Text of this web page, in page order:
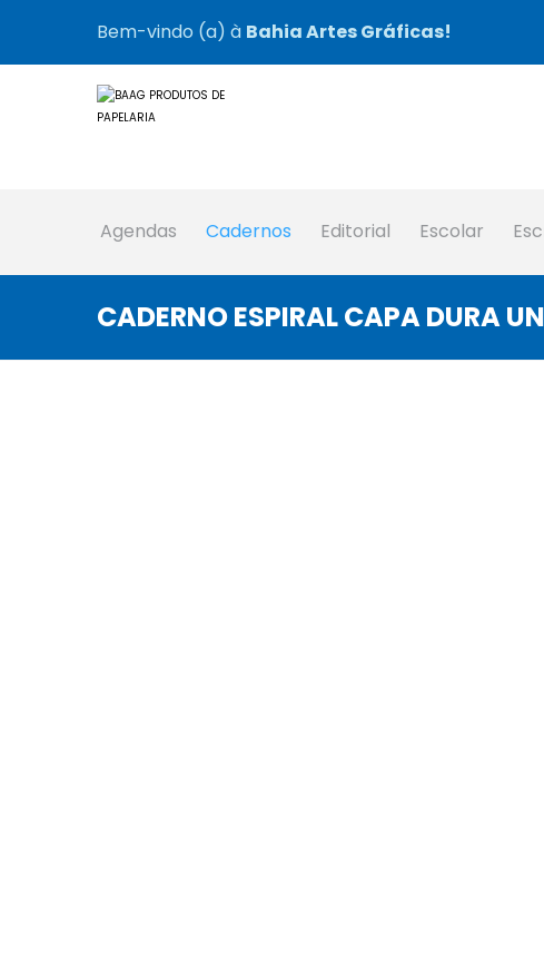
Bem-vindo (a) à Bahia Artes Gráficas!
Agendas Cadernos Editorial Escolar
CADERNO ESPIRAL CAPA DURA